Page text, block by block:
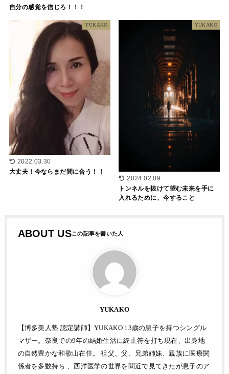
自分の感覚を信じろ！！！
YUKAKO
2022.03.30
大丈夫！今ならまだ間に合う！！
YUKAKO
2024.02.09
トンネルを抜けて望む未来を手に
入れるために、今すること
ABOUT US
YUKAKO
【博多美人塾 認定講師】YUKAKO 13歳の息子を持つシングル
マザー。奈良での9年の結婚生活に終止符を打ち現在、出身地
の自然豊かな和歌山在住。 祖父、父、兄弟姉妹、親族に医療関
係者を多数持ち 、西洋医学の世界を間近で見てきたが息子のア